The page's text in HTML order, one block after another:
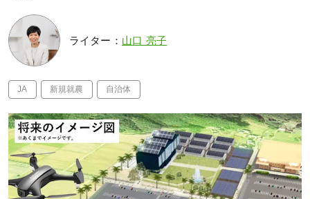
ライター： 山口 亮子
JA 新規就農 自治体